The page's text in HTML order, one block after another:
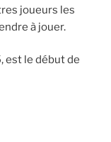
joueurs les
à jouer.
est le début de